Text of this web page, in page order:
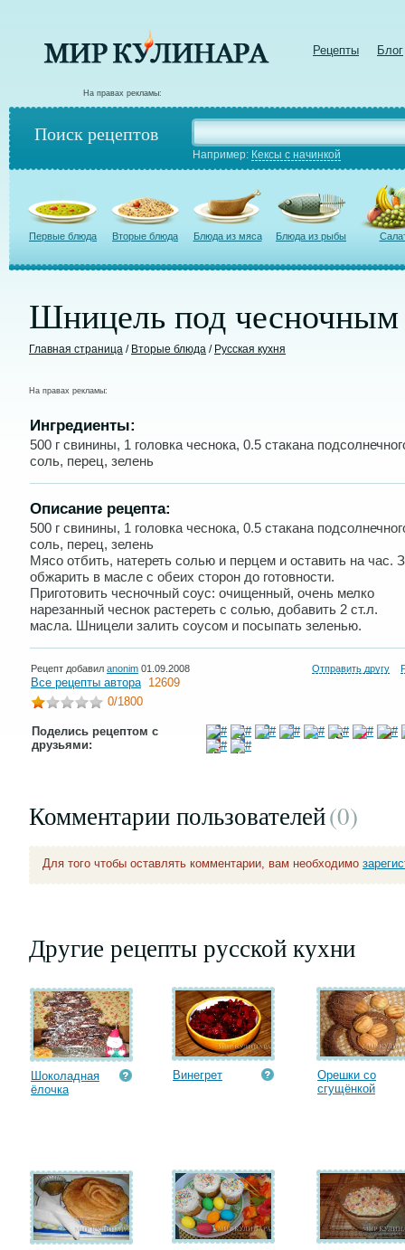
Рецепты Блог
На правах рекламы:
Поиск рецептов
Например: Кексы с начинкой
Первые блюда Вторые блюда Блюда из мяса Блюда из рыбы
Шницель под чесночным
Главная страница / Вторые блюда / Русская кухня
На правах рекламы:
Ингредиенты:
500 г свинины, 1 головка чеснока, 0.5 стакана
соль, перец, зелень
Описание рецепта:
500 г свинины, 1 головка чеснока, 0.5 стакана
соль, перец, зелень
Мясо отбить, натереть солью и перцем и оставить на час.
обжарить в масле с обеих сторон до готовности.
Приготовить чесночный соус: очищенный, очень мелко
нарезанный чеснок растереть с солью, добавить 2 ст.л.
масла. Шницели залить соусом и посыпать зеленью.
Рецепт добавил anonim 01.09.2008 Отправить другу
Все рецепты автора 12609
0/1800
Поделись рецептом с
друзьями:
Комментарии пользователей(0)
Для того чтобы оставлять комментарии, вам необходимо
Другие рецепты русской кухни
Шоколадная
ёлочка
Винегрет
Орешки со
сгущёнкой